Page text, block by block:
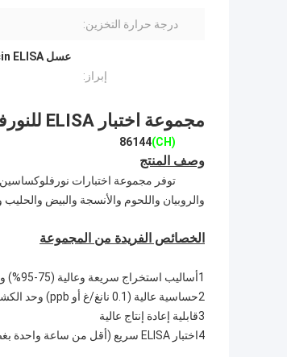
درجة حرارة التخزين:
إبراز:
مجموعة اختبار ELISA للنورفلوكساسين
(CH)
86144
وصف المنتج
والروبيان واللحوم والأنسجة والبيض
الخصائص الفريدة من المجموعة
1أساليب استخراج سريعة وعالية (75-95%) وفعالة من حيث التكلفة لمختلف العينات.
2حساسية عالية (0.1 نانغ/غ أو ppb) وحد الكشف المنخفض.
3قابلية إعادة إنتاج عالية
4اختبار ELISA سريع (أقل من ساعة واحدة بغض النظر عن عدد العينات).